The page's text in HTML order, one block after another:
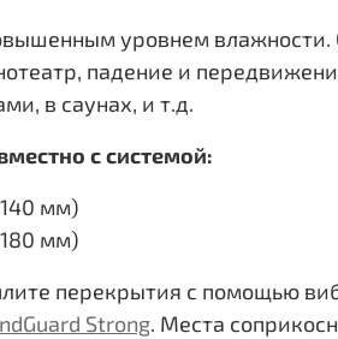
уровнем влажности.
падение и
в саунах, и т.д.
с системой:
мм)
мм)
перекрытия с помощью
Strong. Места